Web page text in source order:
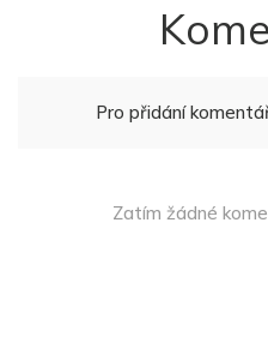
Pro přidání
Zatím žádné